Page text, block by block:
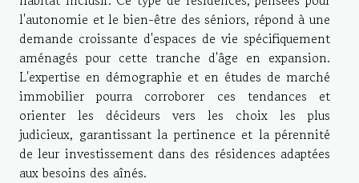
l'autonomie et le bien-être des séniors, répond à une
demande croissante d'espaces de vie spécifiquement
aménagés pour cette tranche d'âge en expansion.
L'expertise en démographie et en études de marché
immobilier pourra corroborer ces tendances et
orienter les décideurs vers les choix les plus
judicieux, garantissant la pertinence et la pérennité
de leur investissement dans des résidences adaptées
aux besoins des aînés.